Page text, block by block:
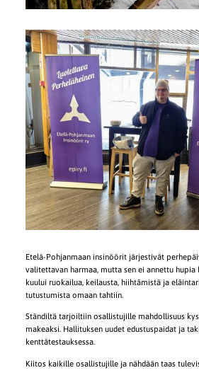
Etelä-Pohjanmaan insinöörit järjestivät
valitettavan harmaa, mutta sen ei annettu hupia
kuului ruokailua, keilausta, hiihtämistä ja
tutustumista omaan tahtiin.
Ständiltä tarjoiltiin osallistujille mahdollisuus
makeaksi. Hallituksen uudet edustuspaidat ja
kenttätestauksessa.
Kiitos kaikille osallistujille ja nähdään taas